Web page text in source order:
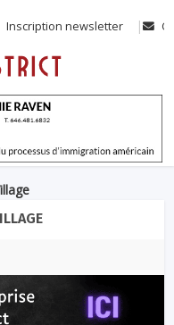
Inscription newsletter